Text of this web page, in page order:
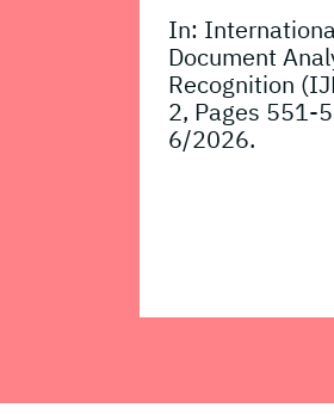
In:
Document
Recognition
2, Pages 551-
6/2026.